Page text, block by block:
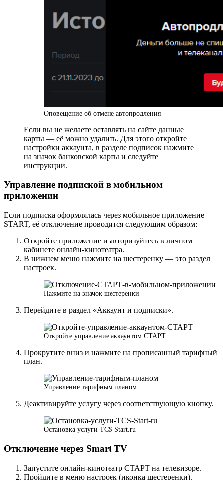
Оповещение об отмене автопродления
Если вы не желаете оставлять на сайте данные
карты — её можно удалить. Для этого откройте
настройки аккаунта, в разделе подписок нажмите
на значок банковской карты и следуйте
инструкции.
Управление подпиской в мобильном
приложении
Если подписка оформлялась через мобильное приложение
START, её отключение проводится следующим образом:
Откройте приложение и авторизуйтесь в личном
кабинете онлайн-кинотеатра.
В нижнем меню нажмите на шестеренку — это раздел
настроек.
Нажмите на значок шестеренки
Перейдите в раздел «Аккаунт и подписки».
Откройте управление аккаунтом СТАРТ
Прокрутите вниз и нажмите на прописанный тарифный
план.
Управление тарифным планом
Деактивируйте услугу через соответствующую кнопку.
Остановка услуги TCS Start.ru
Отключение через Smart TV
Запустите онлайн-кинотеатр СТАРТ на телевизоре.
Пройдите в меню настроек (иконка шестеренки).